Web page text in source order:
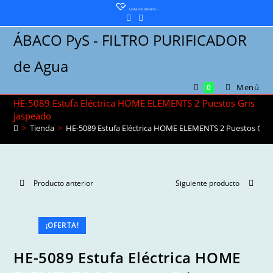
contenido
Lista de deseos -
ÁBACO PyS - FILTRO PURIFICADOR
de Agua
0 Menú
HE-5089 Estufa Eléctrica HOME ELEMENTS 2 Puestos Gris
jaspeado
> Tienda > HE-5089 Estufa Eléctrica HOME ELEMENTS 2 Puestos
¡OFERTA!
Producto anterior Siguiente producto
HE-5089 Estufa Eléctrica HOME